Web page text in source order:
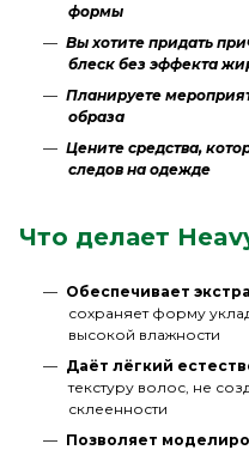
формы
Вы хотите придать
блеск без эффекта
Планируете
образа
Цените средства,
следов на одежде
Что делает
Обеспечивает
сохраняет форму
высокой влажности
Даёт лёгкий
текстуру волос, не
склеенности
Позволяет